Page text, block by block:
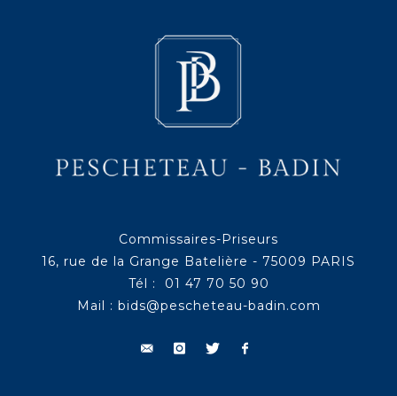
Commissaires-Priseurs
16, rue de la Grange Batelière - 75009 PARIS
Tél : 01 47 70 50 90
Mail : bids@pescheteau-badin.com